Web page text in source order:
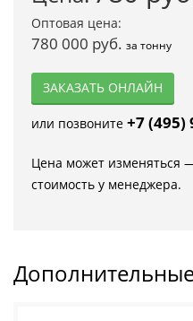
Оптовая цена:
780 000 руб. за тонну
ЗАКАЗАТЬ ОНЛАЙН
или позвоните +7 (495)
Цена может изменяться
стоимость у менеджера.
Дополнительные